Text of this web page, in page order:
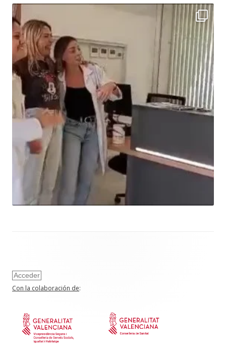
Acceder
Con la colaboración de: